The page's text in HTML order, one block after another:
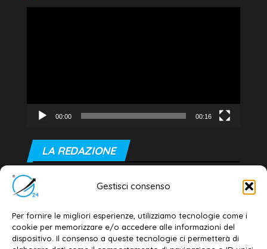
Gestisci consenso
Per fornire le migliori esperienze, utilizziamo tecnologie come i
cookie per memorizzare e/o accedere alle informazioni del
dispositivo. Il consenso a queste tecnologie ci permetterà di
00:00 00:16
LA REDAZIONE
Editore e direttore responsabile:
Dott. Daniele G. Masciullo
Email: redazione@galatina24.it
Contatti –Disclaimer